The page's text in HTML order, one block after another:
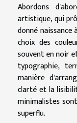
Abordons
artistique, qui
donné naissance
choix des
souvent en noir
typographie,
manière
clarté et la
minimalistes
superflu.